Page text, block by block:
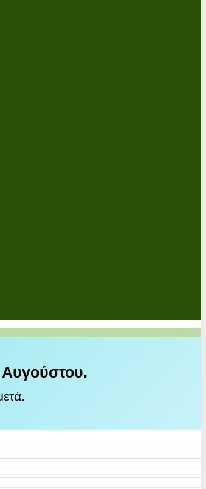
Αυγούστου.